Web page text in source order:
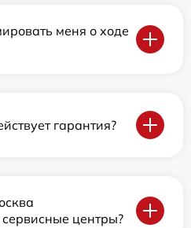
меня о ходе
гарантия?
центры?